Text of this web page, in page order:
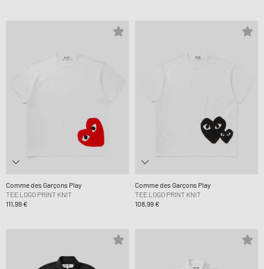
Comme des Garçons Play
TEE LOGO PRINT KNIT
111,99 €
Comme des Garçons Play
TEE LOGO PRINT KNIT
108,99 €